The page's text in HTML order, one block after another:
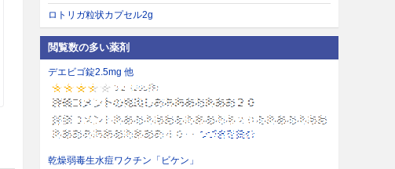
ロトリガ粒状カプセル2g
閲覧数の多い薬剤
デエビゴ錠2.5mg 他
乾燥弱毒生水痘ワクチン「ビケン」